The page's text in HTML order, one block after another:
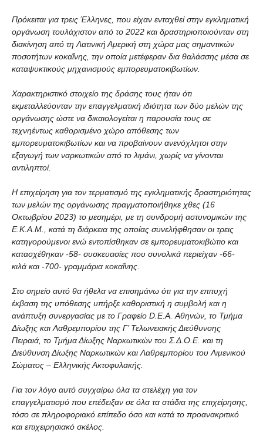
Πρόκειται για τρεις Έλληνες, που είχαν ενταχθεί στην εγκληματική
οργάνωση τουλάχιστον από το 2022 και δραστηριοποιούνταν στη
διακίνηση από τη Λατινική Αμερική στη χώρα μας σημαντικών
ποσοτήτων κοκαΐνης, την οποία μετέφεραν δια θαλάσσης μέσα σε
καταψυκτικούς μηχανισμούς εμπορευματοκιβωτίων.
Χαρακτηριστικό στοιχείο της δράσης τους ήταν ότι
εκμεταλλεύονταν την επαγγελματική ιδιότητα των δύο μελών της
οργάνωσης ώστε να δικαιολογείται η παρουσία τους σε
τεχνηέντως καθορισμένο χώρο απόθεσης των
εμπορευματοκιβωτίων και να προβαίνουν ανενόχλητοι στην
εξαγωγή των ναρκωτικών από το λιμάνι, χωρίς να γίνονται
αντιληπτοί.
Η επιχείρηση για τον τερματισμό της εγκληματικής δραστηριότητας
των μελών της οργάνωσης πραγματοποιήθηκε χθες (16
Οκτωβρίου 2023) το μεσημέρι, με τη συνδρομή αστυνομικών της
Ε.Κ.Α.Μ., κατά τη διάρκεια της οποίας συνελήφθησαν οι τρεις
κατηγορούμενοι ενώ εντοπίσθηκαν σε εμπορευματοκιβώτιο και
κατασχέθηκαν -58- συσκευασίες που συνολικά περιείχαν -66-
κιλά και -700- γραμμάρια κοκαΐνης.
Στο σημείο αυτό θα ήθελα να επισημάνω ότι για την επιτυχή
έκβαση της υπόθεσης υπήρξε καθοριστική η συμβολή και η
ανάπτυξη συνεργασίας με το Γραφείο D.E.A. Αθηνών, το Τμήμα
Δίωξης και Λαθρεμπορίου της Γ’ Τελωνειακής Διεύθυνσης
Πειραιά, το Τμήμα Δίωξης Ναρκωτικών του Σ.Δ.Ο.Ε. και τη
Διεύθυνση Δίωξης Ναρκωτικών και Λαθρεμπορίου του Λιμενικού
Σώματος – Ελληνικής Ακτοφυλακής.
Για τον λόγο αυτό συγχαίρω όλα τα στελέχη για τον
επαγγελματισμό που επέδειξαν σε όλα τα στάδια της επιχείρησης,
τόσο σε πληροφοριακό επίπεδο όσο και κατά το προανακριτικό
και επιχειρησιακό σκέλος.